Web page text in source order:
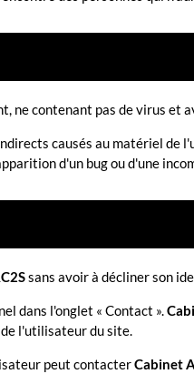
ne contenant pas de virus et
causés au matériel
d'un bug ou d'une
sans avoir à décliner son
dans l'onglet « Contact ».
l'utilisateur du site.
peut contacterCabinet